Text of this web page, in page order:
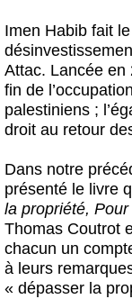
Imen Habib fait
Attac. Lancée en
fin de
palestiniens ;
droit au retour
Dans notre
présenté le livre
la propriété,
Thomas Coutrot
chacun un
à leurs
« dépasser la